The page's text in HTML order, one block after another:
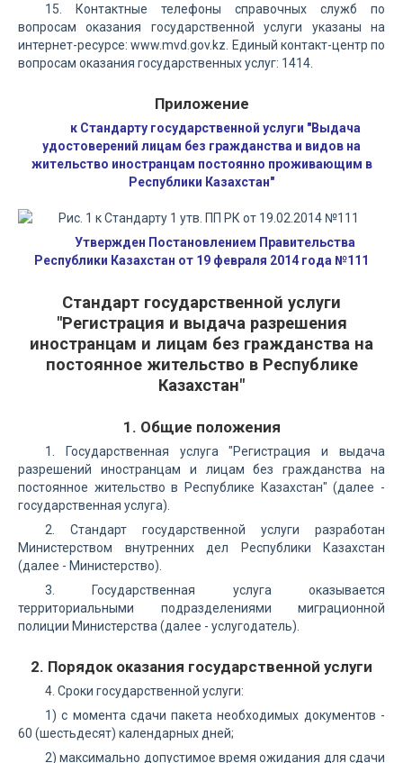
15. Контактные телефоны справочных служб по
вопросам оказания государственной услуги указаны на
интернет-ресурсе: www.mvd.gov.kz. Единый контакт-центр по
вопросам оказания государственных услуг: 1414.
Приложение
к Стандарту государственной услуги "Выдача
удостоверений лицам без гражданства и видов на
жительство иностранцам постоянно проживающим в
Республики Казахстан"
Утвержден Постановлением Правительства
Республики Казахстан от 19 февраля 2014 года №111
Стандарт государственной услуги
"Регистрация и выдача разрешения
иностранцам и лицам без гражданства на
постоянное жительство в Республике
Казахстан"
1. Общие положения
1. Государственная услуга "Регистрация и выдача
разрешений иностранцам и лицам без гражданства на
постоянное жительство в Республике Казахстан" (далее -
государственная услуга).
2. Стандарт государственной услуги разработан
Министерством внутренних дел Республики Казахстан
(далее - Министерство).
3. Государственная услуга оказывается
территориальными подразделениями миграционной
полиции Министерства (далее - услугодатель).
2. Порядок оказания государственной услуги
4. Сроки государственной услуги:
1) с момента сдачи пакета необходимых документов -
60 (шестьдесят) календарных дней;
2) максимально допустимое время ожидания для сдачи